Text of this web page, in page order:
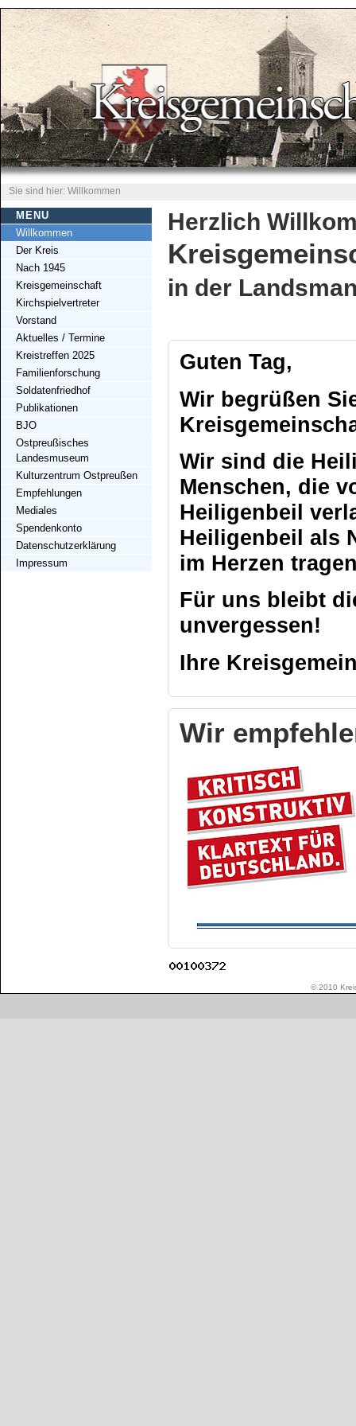
Sie sind hier: Willkommen
MENU
Willkommen
Der Kreis
Nach 1945
Kreisgemeinschaft
Kirchspielvertreter
Vorstand
Aktuelles / Termine
Kreistreffen 2025
Familienforschung
Soldatenfriedhof
Publikationen
BJO
Ostpreußisches
Landesmuseum
Kulturzentrum Ostpreußen
Empfehlungen
Mediales
Spendenkonto
Datenschutzerklärung
Impressum
Herzlich
in der
Guten Tag,
Wir begrüßen
Wir sind die
Menschen, die
Heiligenbeil
Heiligenbeil als
im Herzen
Für uns bleibt
unvergessen!
Ihre
Wir
© 2010